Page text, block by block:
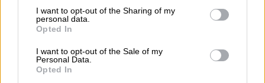
I want to opt-out of the Sharing of my
personal data.
Opted In
I want to opt-out of the Sale of my
Personal Data.
Opted In
Votantes y votados
El Conflicto de Oriente Medio:
Un Nuevo Orden Autoritario